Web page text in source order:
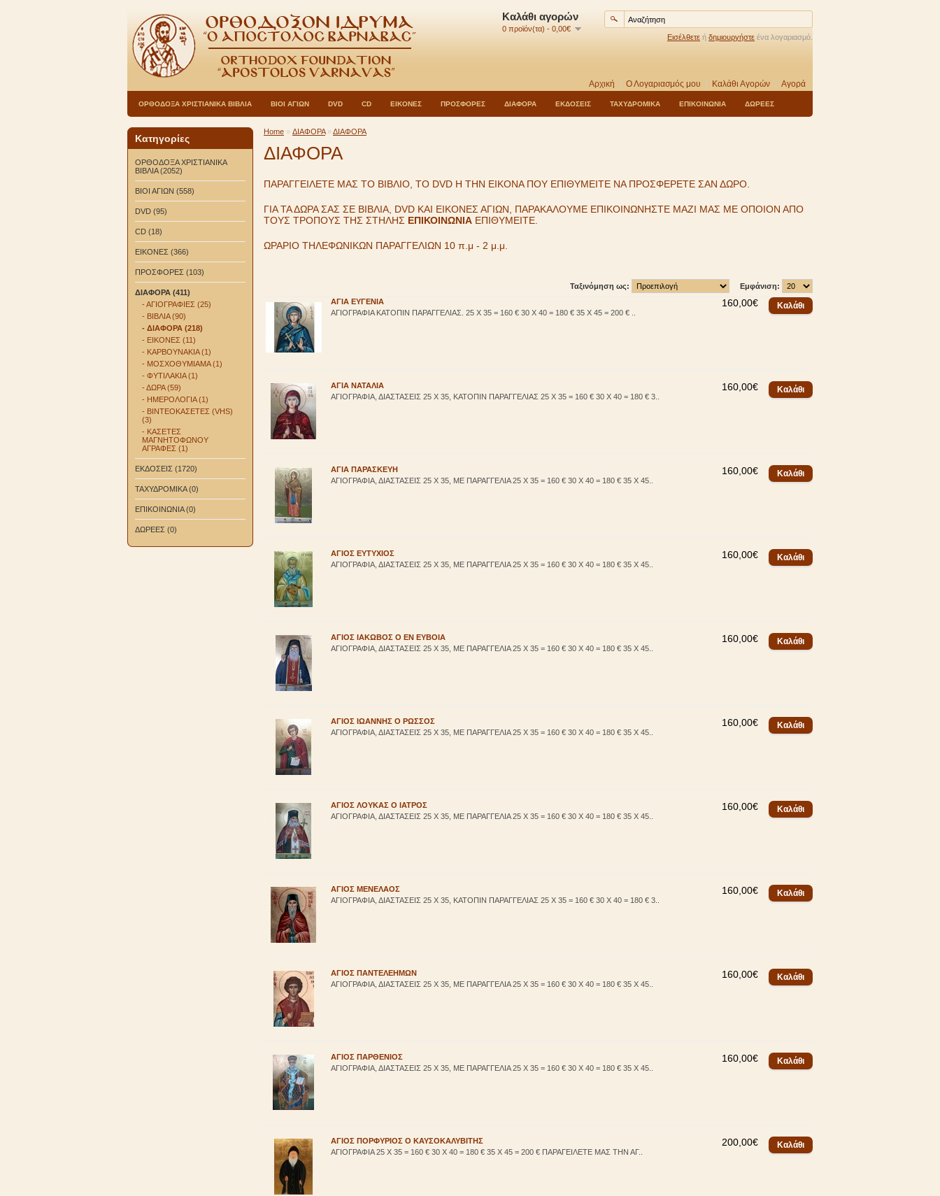
Καλάθι αγορών
0 προϊόν(τα) - 0,00€
Εισέλθετε ή δημιουργήστε ένα λογαριασμό.
Αρχική Ο Λογαριασμός μου Καλάθι Αγορών Αγορά
ΟΡΘΟΔΟΞΑ ΧΡΙΣΤΙΑΝΙΚΑ ΒΙΒΛΙΑ ΒΙΟΙ ΑΓΙΩΝ DVD CD ΕΙΚΟΝΕΣ ΠΡΟΣΦΟΡΕΣ ΔΙΑΦΟΡΑ ΕΚΔΟΣΕΙΣ ΤΑΧΥΔΡΟΜΙΚΑ ΕΠΙΚΟΙΝΩΝΙΑ ΔΩΡΕΕΣ
Κατηγορίες
ΟΡΘΟΔΟΞΑ ΧΡΙΣΤΙΑΝΙΚΑ
ΒΙΒΛΙΑ (2052)
ΒΙΟΙ ΑΓΙΩΝ (558)
DVD (95)
CD (18)
ΕΙΚΟΝΕΣ (366)
ΠΡΟΣΦΟΡΕΣ (103)
ΔΙΑΦΟΡΑ (411)
- ΑΓΙΟΓΡΑΦΙΕΣ (25)
- ΒΙΒΛΙΑ (90)
- ΔΙΑΦΟΡΑ (218)
- ΕΙΚΟΝΕΣ (11)
- ΚΑΡΒΟΥΝΑΚΙΑ (1)
- ΜΟΣΧΟΘΥΜΙΑΜΑ (1)
- ΦΥΤΙΛΑΚΙΑ (1)
- ΔΩΡΑ (59)
- ΗΜΕΡΟΛΟΓΙΑ (1)
- ΒΙΝΤΕΟΚΑΣΕΤΕΣ (VHS)
(3)
- ΚΑΣΕΤΕΣ
ΜΑΓΝΗΤΟΦΩΝΟΥ
ΑΓΡΑΦΕΣ (1)
ΕΚΔΟΣΕΙΣ (1720)
ΤΑΧΥΔΡΟΜΙΚΑ (0)
ΕΠΙΚΟΙΝΩΝΙΑ (0)
ΔΩΡΕΕΣ (0)
Home » ΔΙΑΦΟΡΑ»ΔΙΑΦΟΡΑ
ΔΙΑΦΟΡΑ
ΠΑΡΑΓΓΕΙΛΕΤΕ ΜΑΣ ΤΟ ΒΙΒΛΙΟ, TO DVD Η ΤΗΝ ΕΙΚΟΝΑ ΠΟΥ ΕΠΙΘΥΜΕΙΤΕ ΝΑ ΠΡΟΣΦΕΡΕΤΕ ΣΑΝ ΔΩΡΟ.
ΓΙΑ ΤΑ ΔΩΡΑ ΣΑΣ ΣΕ ΒΙΒΛΙΑ, DVD ΚΑΙ ΕΙΚΟΝΕΣ ΑΓΙΩΝ, ΠΑΡΑΚΑΛΟΥΜΕ ΕΠΙΚΟΙΝΩΝΗΣΤΕ ΜΑΖΙ ΜΑΣ ΜΕ ΟΠΟΙΟΝ ΑΠΟ
ΤΟΥΣ ΤΡΟΠΟΥΣ ΤΗΣ ΣΤΗΛΗΣ ΕΠΙΚΟΙΝΩΝΙΑ ΕΠΙΘΥΜΕΙΤΕ.
ΩΡΑΡΙΟ ΤΗΛΕΦΩΝΙΚΩΝ ΠΑΡΑΓΓΕΛΙΩΝ 10 π.μ - 2 μ.μ.
Εμφάνιση:
Ταξινόμηση ως:
160,00€
ΑΓΙΑ ΕΥΓΕΝΙΑ
ΑΓΙΟΓΡΑΦΙΑ ΚΑΤΟΠΙΝ ΠΑΡΑΓΓΕΛΙΑΣ. 25 Χ 35 = 160 € 30 Χ 40 = 180 € 35 Χ 45 = 200 € ..
160,00€
ΑΓΙΑ ΝΑΤΑΛΙΑ
ΑΓΙΟΓΡΑΦΙΑ, ΔΙΑΣΤΑΣΕΙΣ 25 Χ 35, ΚΑΤΟΠΙΝ ΠΑΡΑΓΓΕΛΙΑΣ 25 Χ 35 = 160 € 30 Χ 40 = 180 € 3..
160,00€
ΑΓΙΑ ΠΑΡΑΣΚΕΥΗ
ΑΓΙΟΓΡΑΦΙΑ, ΔΙΑΣΤΑΣΕΙΣ 25 Χ 35, ΜΕ ΠΑΡΑΓΓΕΛΙΑ 25 Χ 35 = 160 € 30 Χ 40 = 180 € 35 Χ 45..
160,00€
ΑΓΙΟΣ ΕΥΤΥΧΙΟΣ
ΑΓΙΟΓΡΑΦΙΑ, ΔΙΑΣΤΑΣΕΙΣ 25 Χ 35, ΜΕ ΠΑΡΑΓΓΕΛΙΑ 25 Χ 35 = 160 € 30 Χ 40 = 180 € 35 Χ 45..
160,00€
ΑΓΙΟΣ ΙΑΚΩΒΟΣ Ο ΕΝ ΕΥΒΟΙΑ
ΑΓΙΟΓΡΑΦΙΑ, ΔΙΑΣΤΑΣΕΙΣ 25 Χ 35, ΜΕ ΠΑΡΑΓΓΕΛΙΑ 25 Χ 35 = 160 € 30 Χ 40 = 180 € 35 Χ 45..
160,00€
ΑΓΙΟΣ ΙΩΑΝΝΗΣ Ο ΡΩΣΣΟΣ
ΑΓΙΟΓΡΑΦΙΑ, ΔΙΑΣΤΑΣΕΙΣ 25 Χ 35, ΜΕ ΠΑΡΑΓΓΕΛΙΑ 25 Χ 35 = 160 € 30 Χ 40 = 180 € 35 Χ 45..
160,00€
ΑΓΙΟΣ ΛΟΥΚΑΣ Ο ΙΑΤΡΟΣ
ΑΓΙΟΓΡΑΦΙΑ, ΔΙΑΣΤΑΣΕΙΣ 25 Χ 35, ΜΕ ΠΑΡΑΓΓΕΛΙΑ 25 Χ 35 = 160 € 30 Χ 40 = 180 € 35 Χ 45..
160,00€
ΑΓΙΟΣ ΜΕΝΕΛΑΟΣ
ΑΓΙΟΓΡΑΦΙΑ, ΔΙΑΣΤΑΣΕΙΣ 25 Χ 35, ΚΑΤΟΠΙΝ ΠΑΡΑΓΓΕΛΙΑΣ 25 Χ 35 = 160 € 30 Χ 40 = 180 € 3..
160,00€
ΑΓΙΟΣ ΠΑΝΤΕΛΕΗΜΩΝ
ΑΓΙΟΓΡΑΦΙΑ, ΔΙΑΣΤΑΣΕΙΣ 25 Χ 35, ΜΕ ΠΑΡΑΓΓΕΛΙΑ 25 Χ 35 = 160 € 30 Χ 40 = 180 € 35 Χ 45..
160,00€
ΑΓΙΟΣ ΠΑΡΘΕΝΙΟΣ
ΑΓΙΟΓΡΑΦΙΑ, ΔΙΑΣΤΑΣΕΙΣ 25 Χ 35, ΜΕ ΠΑΡΑΓΓΕΛΙΑ 25 Χ 35 = 160 € 30 Χ 40 = 180 € 35 Χ 45..
200,00€
ΑΓΙΟΣ ΠΟΡΦΥΡΙΟΣ Ο ΚΑΥΣΟΚΑΛΥΒΙΤΗΣ
ΑΓΙΟΓΡΑΦΙΑ 25 Χ 35 = 160 € 30 Χ 40 = 180 € 35 Χ 45 = 200 € ΠΑΡΑΓΕΙΛΕΤΕ ΜΑΣ ΤΗΝ ΑΓ..